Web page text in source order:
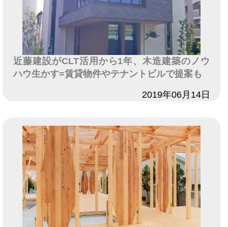
近藤建設がCLT活用から1年、木造建築のノウ
ハウ生かす=賃貸物件やテナントビルで提案も
2019年06月14日